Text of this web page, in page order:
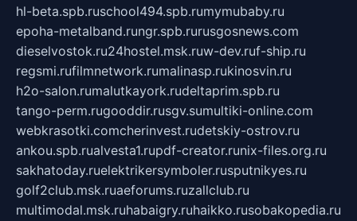
hl-beta.spb.ruschool494.spb.rumymubaby.ru
epoha-metalband.rungr.spb.rurusgosnews.com
dieselvostok.ru24hostel.msk.ruw-dev.ruf-ship.ru
regsmi.rufilmnetwork.rumalinasp.rukinosvin.ru
h2o-salon.rumalutkayork.rudeltaprim.spb.ru
tango-perm.rugooddir.rusgv.sumultiki-online.com
webkrasotki.comcherinvest.rudetskiy-ostrov.ru
ankou.spb.rualvesta1.rupdf-creator.runix-files.org.ru
sakhatoday.ruelektrikersymboler.rusputnikyes.ru
golf2club.msk.ruaeforums.ruzallclub.ru
multimodal.msk.ruhabaigry.ruhaikko.rusobakopedia.ru